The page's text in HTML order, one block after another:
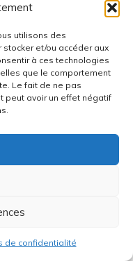
utilisons des
et/ou accéder aux
à ces technologies
que le comportement
Le fait de ne pas
peut avoir un effet négatif
de confidentialité